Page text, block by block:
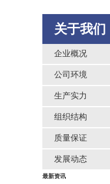
关于我们
企业概况
公司环境
生产实力
组织结构
质量保证
发展动态
最新资讯